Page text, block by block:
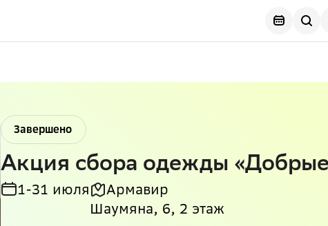
Завершено
Акция сбора одежды
Армавир
Шаумяна, 6, 2 этаж
1-31 июля